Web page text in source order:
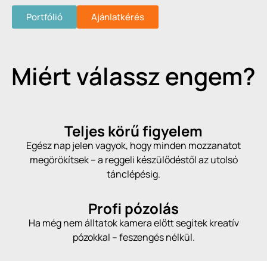
Portfólió Ajánlatkérés
Miért válassz engem?
Teljes körű figyelem
Egész nap jelen vagyok, hogy minden mozzanatot
megörökítsek – a reggeli készülődéstől az utolsó
tánclépésig.
Profi pózolás
Ha még nem álltatok kamera előtt segítek kreatív
pózokkal – feszengés nélkül.